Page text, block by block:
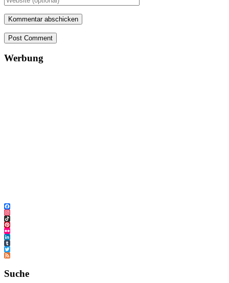
Post Comment
Werbung
Facebook
Instagram
TikTok
Pinterest
Flickr
LinkedIn
Tumblr
Twitter
Feed
Suche